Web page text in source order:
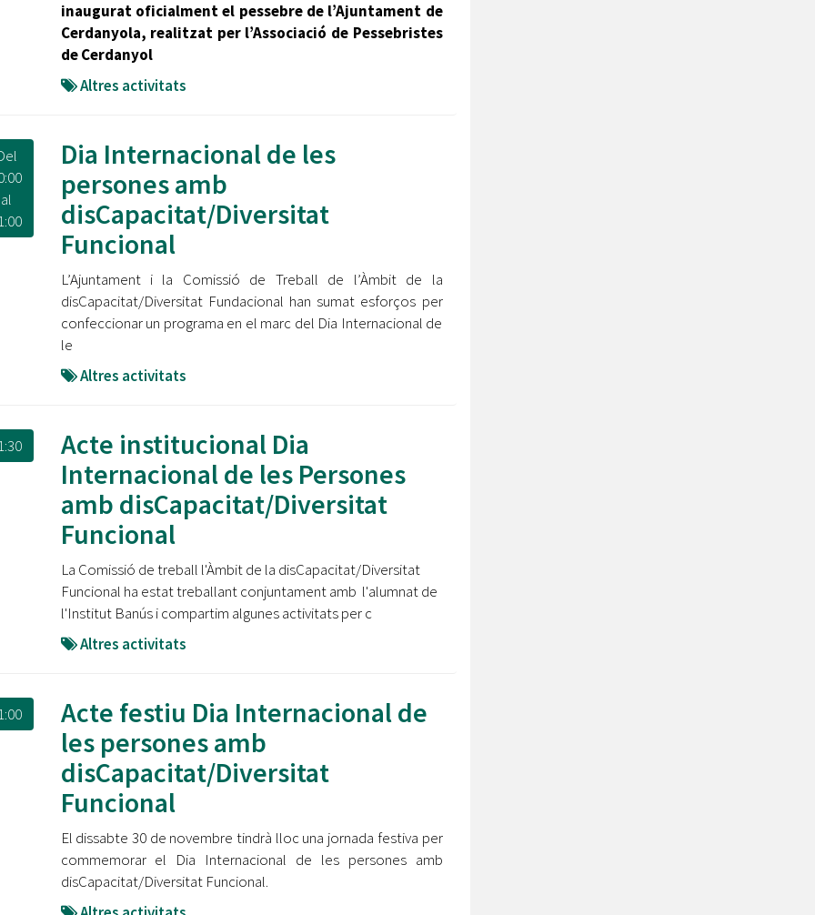
inaugurat oficialment el pessebre de l’Ajuntament de
Cerdanyola, realitzat per l’Associació de Pessebristes
de Cerdanyol
Altres activitats
al
Dia Internacional de les
persones amb
disCapacitat/Diversitat
Funcional
L’Ajuntament i la Comissió de Treball de l’Àmbit de la
disCapacitat/Diversitat Fundacional han sumat esforços per
confeccionar un programa en el marc del Dia Internacional de
le
Altres activitats
Acte institucional Dia
Internacional de les Persones
amb disCapacitat/Diversitat
Funcional
La Comissió de treball l'Àmbit de la disCapacitat/Diversitat
Funcional ha estat treballant conjuntament amb l'alumnat de
l'Institut Banús i compartim algunes activitats per c
Altres activitats
Acte festiu Dia Internacional de
les persones amb
disCapacitat/Diversitat
Funcional
El dissabte 30 de novembre tindrà lloc una jornada festiva per
commemorar el Dia Internacional de les persones amb
disCapacitat/Diversitat Funcional.